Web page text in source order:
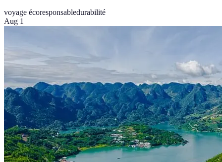
voyage écoresponsabledurabilité
Aug 1